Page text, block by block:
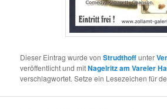
Dieser Eintrag wurde vonStrudthoffunter
veröffentlicht und mitNagelritz am Vareler
verschlagwortet. Setze ein Lesezeichen für